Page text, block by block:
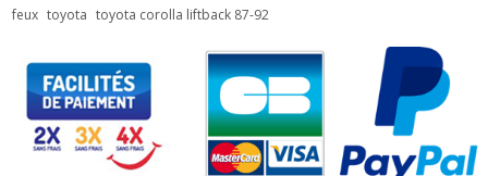
feux toyota toyota corolla liftback 87-92